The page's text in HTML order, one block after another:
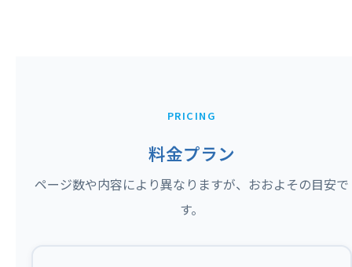
PRICING
料金プラン
ページ数や内容により異なりますが、おおよその目安で
す。